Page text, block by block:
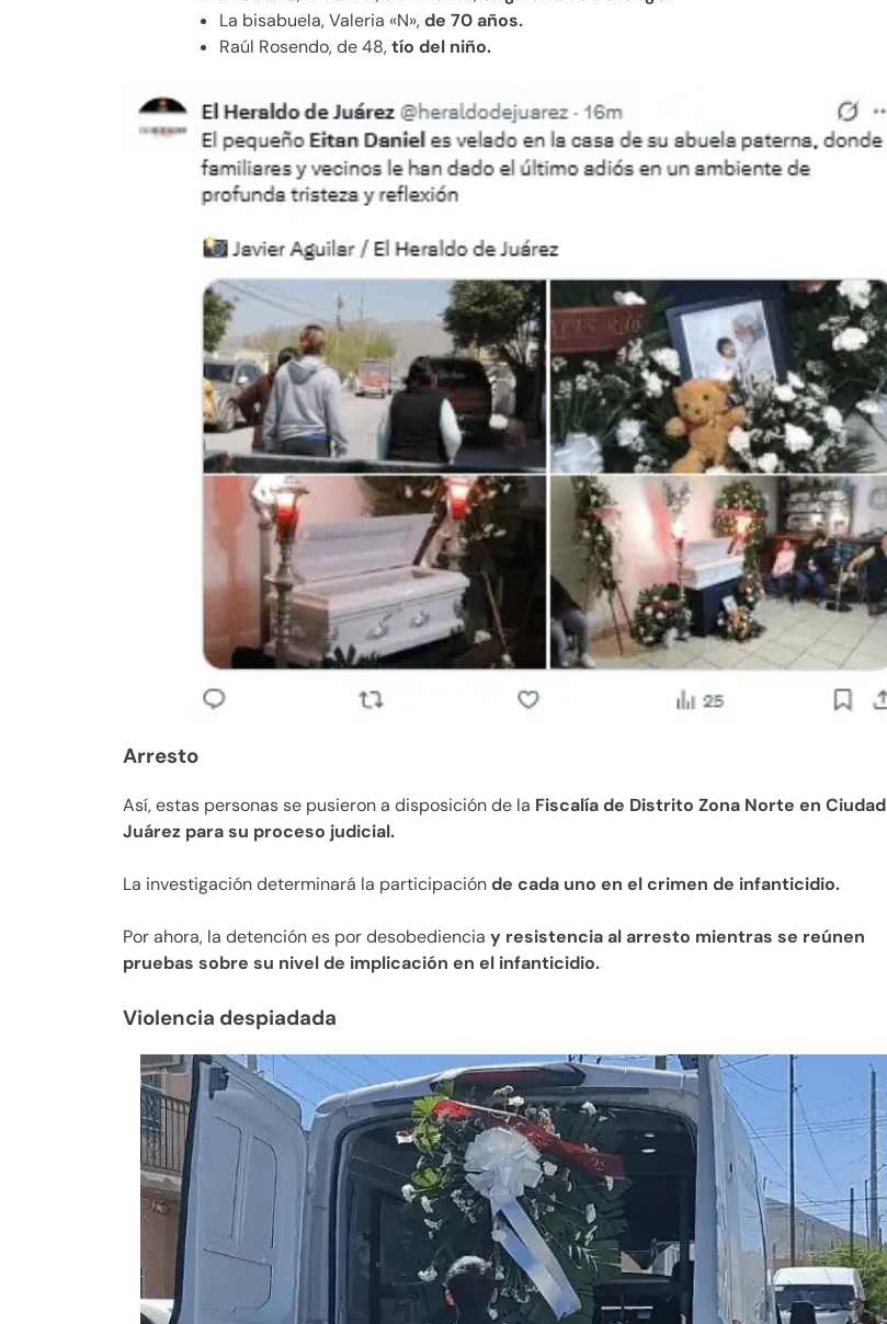
La bisabuela, Valeria «N»,de 70 años.
Raúl Rosendo, de 48,tío del niño.
Arresto
Así, estas personas se pusieron a disposición de la Fiscalía de Distrito Zona Norte en Ciudad
Juárez para su proceso judicial.
La investigación determinará la participaciónde cada uno en el crimen de infanticidio.
Por ahora, la detención es por desobediencia y resistencia al arresto mientras se reúnen
pruebas sobre su nivel de implicación en el infanticidio.
Violencia despiadada